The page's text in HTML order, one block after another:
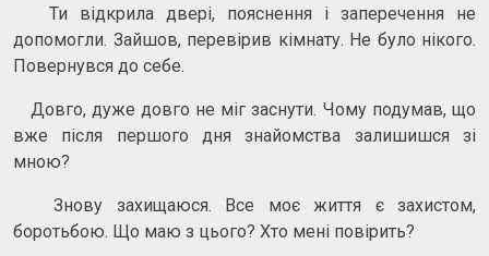
Ти відкрила двері, пояснення і заперечення не
допомогли. Зайшов, перевірив кімнату. Не було нікого.
Повернувся до себе.
Довго, дуже довго не міг заснути. Чому подумав, що
вже після першого дня знайомства залишишся зі
мною?
Знову захищаюся. Все моє життя є захистом,
боротьбою. Що маю з цього? Хто мені повірить?